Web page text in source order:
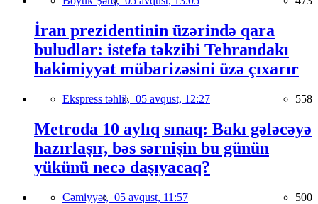
İran prezidentinin üzərində qara
buludlar: istefa təkzibi Tehrandakı
hakimiyyət mübarizəsini üzə çıxarır
Ekspress təhlil, 05 avqust, 12:27 558
Metroda 10 aylıq sınaq: Bakı gələcəyə
hazırlaşır, bəs sərnişin bu günün
yükünü necə daşıyacaq?
Cəmiyyət, 05 avqust, 11:57 500